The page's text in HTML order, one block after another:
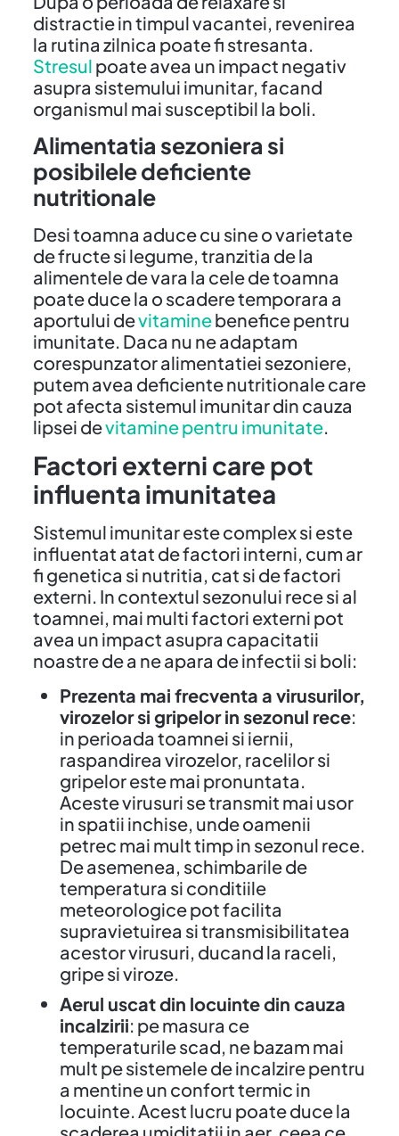
distractie in timpul vacantei, revenirea
la rutina zilnica poate fi stresanta.
Stresul poate avea un impact negativ
asupra sistemului imunitar, facand
organismul mai susceptibil la boli.
Alimentatia sezoniera si
posibilele deficiente
nutritionale
Desi toamna aduce cu sine o varietate
de fructe si legume, tranzitia de la
alimentele de vara la cele de toamna
poate duce la o scadere temporara a
aportului devitaminebenefice pentru
imunitate. Daca nu ne adaptam
corespunzator alimentatiei sezoniere,
putem avea deficiente nutritionale care
pot afecta sistemul imunitar din cauza
lipsei devitamine pentru imunitate.
Factori externi care pot
influenta imunitatea
Sistemul imunitar este complex si este
influentat atat de factori interni, cum ar
fi genetica si nutritia, cat si de factori
externi. In contextul sezonului rece si al
toamnei, mai multi factori externi pot
avea un impact asupra capacitatii
noastre de a ne apara de infectii si boli:
Prezenta mai frecventa a virusurilor,
virozelor si gripelor in sezonul rece:
in perioada toamnei si iernii,
raspandirea virozelor, racelilor si
gripelor este mai pronuntata.
Aceste virusuri se transmit mai usor
in spatii inchise, unde oamenii
petrec mai mult timp in sezonul rece.
De asemenea, schimbarile de
temperatura si conditiile
meteorologice pot facilita
supravietuirea si transmisibilitatea
acestor virusuri, ducand la raceli,
gripe si viroze.
Aerul uscat din locuinte din cauza
incalzirii: pe masura ce
temperaturile scad, ne bazam mai
mult pe sistemele de incalzire pentru
a mentine un confort termic in
locuinte. Acest lucru poate duce la